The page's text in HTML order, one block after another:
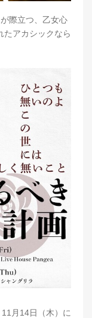
際立つ、乙女心
たアカシックなら
月14日（木）に